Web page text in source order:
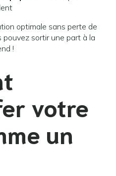
optimale sans perte de
sortir une part à la
!
votre
un